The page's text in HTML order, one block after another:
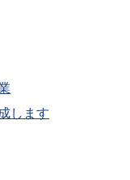
します